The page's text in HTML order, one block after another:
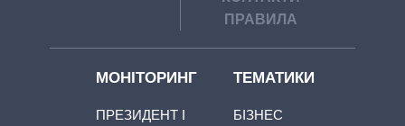
ПРАВИЛА
МОНІТОРИНГ
ПРЕЗИДЕНТ І
ТЕМАТИКИ
БІЗНЕС